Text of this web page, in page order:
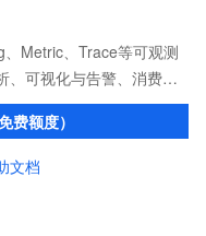
Metric、Trace等可观测
、可视化与告警、消费与
全等场景化智能应用能
费额度）
文档